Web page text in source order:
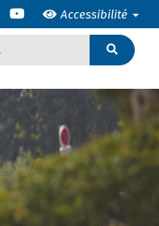
Accessibilité